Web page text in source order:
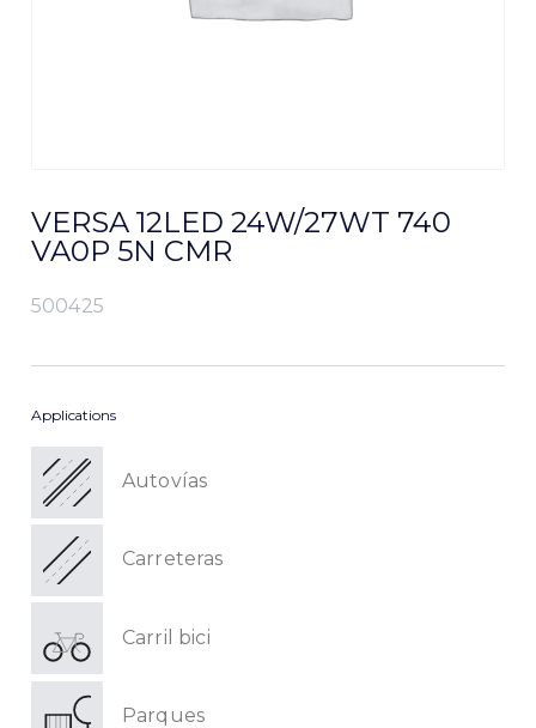
VERSA 12LED 24W/27WT 740
VA0P 5N CMR
500425
Applications
Autovías
Carreteras
Carril bici
Parques